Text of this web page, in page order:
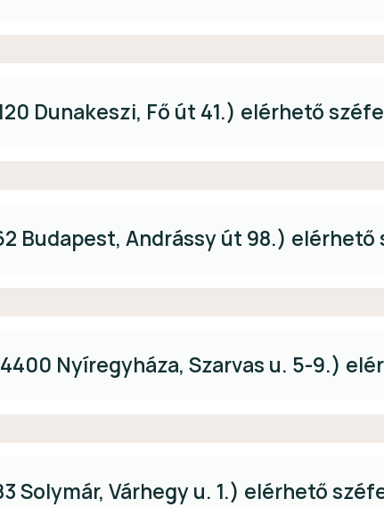
Dunakeszi, Fő út 41.) elérhető
Budapest, Andrássy út 98.) elérhető
Nyíregyháza, Szarvas u. 5-9.)
Solymár, Várhegy u. 1.) elérhető